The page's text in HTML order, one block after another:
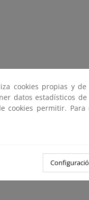
cookies propias y
datos estadísticos de
cookies permitir. Para